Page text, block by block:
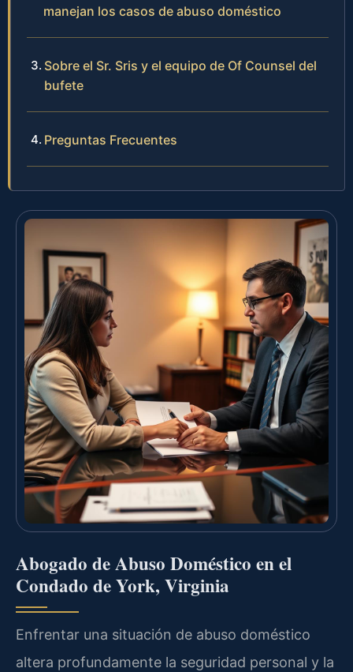
manejan los casos de abuso doméstico
Sobre el Sr. Sris y el equipo de Of Counsel del
bufete
Preguntas Frecuentes
Abogado de Abuso Doméstico en el
Condado de York, Virginia
Enfrentar una situación de abuso doméstico
altera profundamente la seguridad personal y la